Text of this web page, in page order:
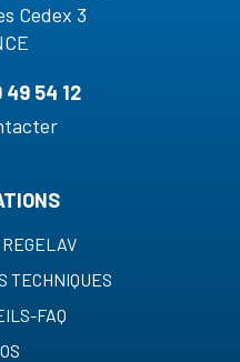
Cedex 3
49 54 12
TECHNIQUES
FAQ